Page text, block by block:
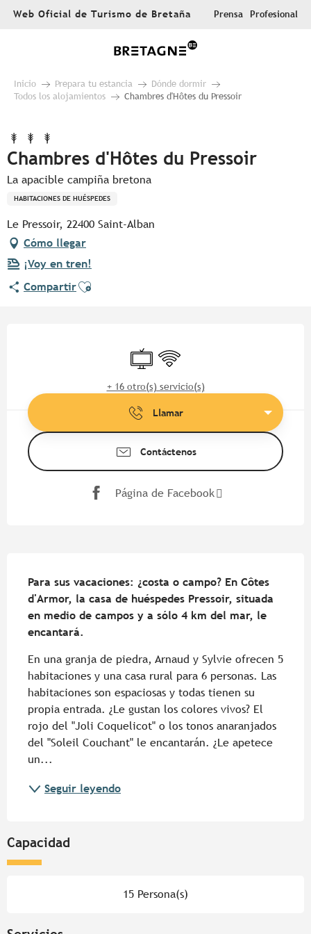
AllerWeb Oficial de Turismo de Bretaña Prensa Profesional
Inicio Prepara tu estancia
Dónde dormir
Todos los alojamientos
Chambres d'Hôtes du Pressoir
Chambres d'Hôtes du Pressoir
La apacible campiña bretona
HABITACIONES DE HUÉSPEDES
Le Pressoir, 22400 Saint-Alban
Cómo llegar
¡Voy en tren!
CompartirAjouter aux favoris
Televisión
Wifi
+ 16 otro(s) servicio(s)
Llamar
Contáctenos
Página de Facebook
Para sus vacaciones: ¿costa o campo? En Côtes
d'Armor, la casa de huéspedes Pressoir, situada
en medio de campos y a sólo 4 km del mar, le
encantará.
En una granja de piedra, Arnaud y Sylvie ofrecen 5
habitaciones y una casa rural para 6 personas. Las
habitaciones son espaciosas y todas tienen su
propia entrada. ¿Le gustan los colores vivos? El
rojo del "Joli Coquelicot" o los tonos anaranjados
del "Soleil Couchant" le encantarán. ¿Le apetece
un...
Seguir leyendo
Capacidad
15 Persona(s)